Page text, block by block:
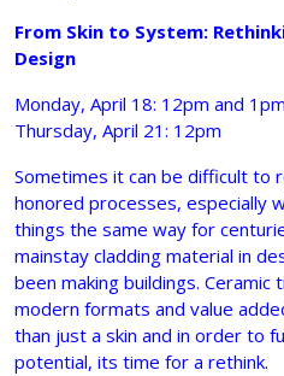
From Skin to System:
Design
Monday, April 18: 12pm and 1pm
Thursday, April 21: 12pm
Sometimes it can be difficult to
honored processes, especially
things the same way for
mainstay cladding material in
been making buildings. Ceramic
modern formats and value
than just a skin and in order to
potential, its time for a rethink.